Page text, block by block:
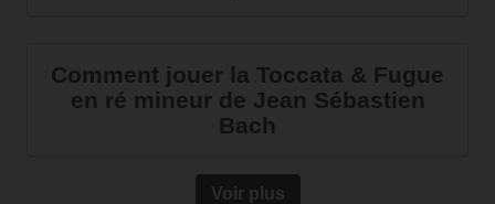
Comment jouer la Toccata & Fugue
en ré mineur de Jean Sébastien
Bach
Voir plus